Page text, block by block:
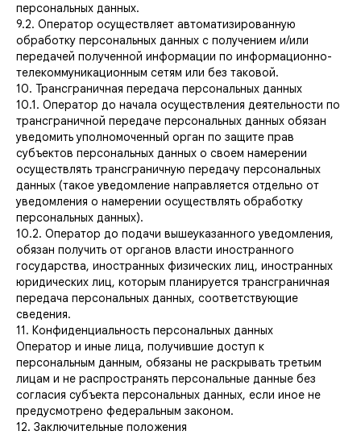
персональных данных.
9.2. Оператор осуществляет автоматизированную
обработку персональных данных с получением и/или
передачей полученной информации по информационно-
телекоммуникационным сетям или без таковой.
10. Трансграничная передача персональных данных
10.1. Оператор до начала осуществления деятельности по
трансграничной передаче персональных данных обязан
уведомить уполномоченный орган по защите прав
субъектов персональных данных о своем намерении
осуществлять трансграничную передачу персональных
данных (такое уведомление направляется отдельно от
уведомления о намерении осуществлять обработку
персональных данных).
10.2. Оператор до подачи вышеуказанного уведомления,
обязан получить от органов власти иностранного
государства, иностранных физических лиц, иностранных
юридических лиц, которым планируется трансграничная
передача персональных данных, соответствующие
сведения.
11. Конфиденциальность персональных данных
Оператор и иные лица, получившие доступ к
персональным данным, обязаны не раскрывать третьим
лицам и не распространять персональные данные без
согласия субъекта персональных данных, если иное не
предусмотрено федеральным законом.
12. Заключительные положения